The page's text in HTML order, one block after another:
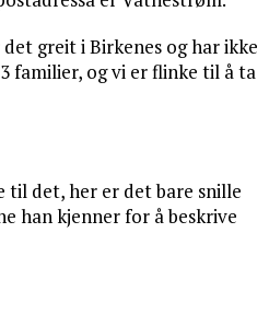
greit i Birkenes og har ikke
familier, og vi er flinke til å ta
til det, her er det bare snille
han kjenner for å beskrive